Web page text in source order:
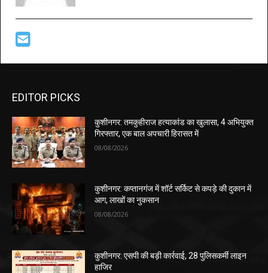
EDITOR PICKS
कुशीनगर: तमकुहीराज हत्याकांड का खुलासा, 4 अभियुक्त
गिरफ्तार, एक बाल अपचारी हिरासत में
08/08/2026
कुशीनगर: कप्तानगंज में शॉर्ट सर्किट से कपड़े की दुकान में
आग, लाखों का नुकसान
08/08/2026
कुशीनगर: एसपी की बड़ी कार्रवाई, 28 पुलिसकर्मी लाइन
हाजिर